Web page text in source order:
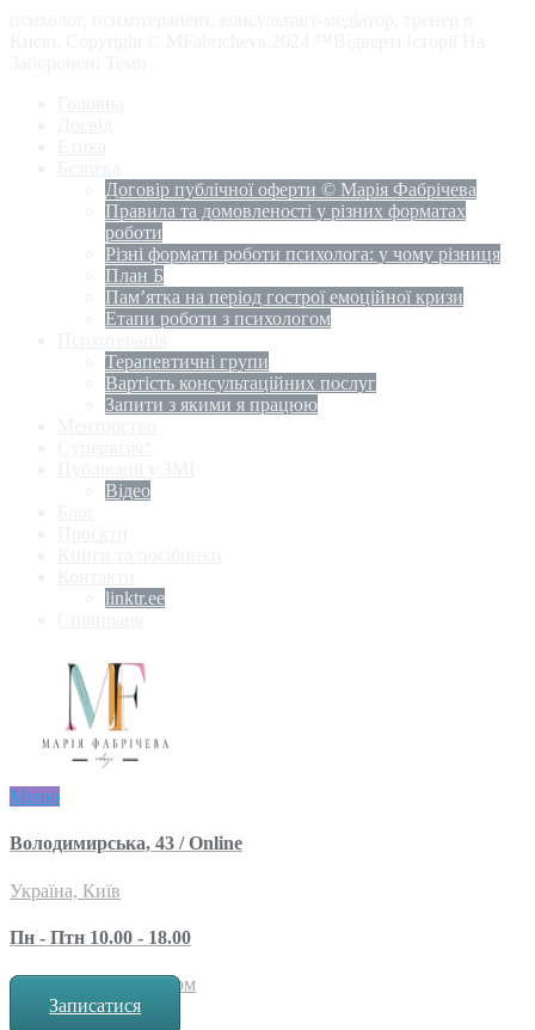
Договір публічної оферти © Марія Фабрічева
Правила та домовленості у різних форматах
роботи
Різні формати роботи психолога: у чому різниця
План Б
Пам’ятка на період гострої емоційної кризи
Етапи роботи з психологом
Терапевтичні групи
Вартість консультаційних послуг
Запити з якими я працюю
Відео
linktr.ee
Меню
Володимирська, 43 / Online
Україна, Київ
Пн - Птн 10.00 - 18.00
за попереднім записом
Записатися